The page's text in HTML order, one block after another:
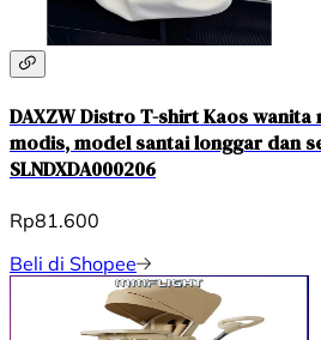
DAXZW Distro T-shirt Kaos
modis, model santai longgar dan
SLNDXDA000206
Rp81.600
Beli di Shopee